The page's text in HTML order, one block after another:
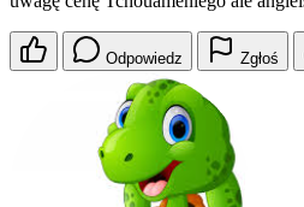
Odpowiedz Zgłoś